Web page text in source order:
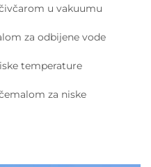
u vakuumu
za odbijene vode
temperature
za niske